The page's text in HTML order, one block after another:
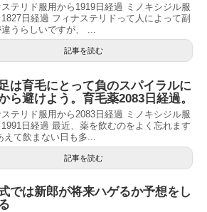
テリド服用から1919日経過 ミノキシジル服
日経過 フィナステリドって人によって副
うらしいですが、 ...
記事を読む
は育毛にとって負のスパイラルに
ら避けよう。育毛薬2083日経過。
テリド服用から2083日経過 ミノキシジル服
日経過 最近、薬を飲むのをよく忘れます
えて飲まない日も多...
記事を読む
では新郎が将来ハゲるか予想をし